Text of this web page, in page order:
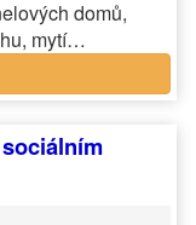
domů,
mytí…